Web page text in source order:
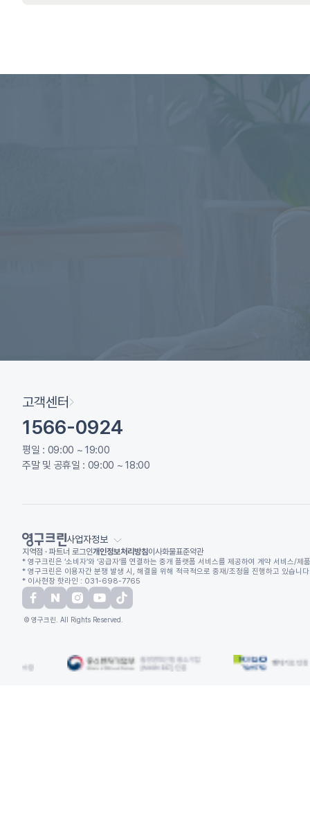
고객센터
1566-0924
평일 : 09:00 ~ 19:00
주말 및 공휴일 : 09:00 ~ 18:00
사업자정보
지역점 · 파트너 로그인개인정보처리방침이사화물표준약관
* 영구크린은 ‘소비자’와 ‘공급자’를 연결하는 중개 플랫폼 서비스를 제공하여 계약 서비스/
* 영구크린은 이용자간 분쟁 발생 시, 해결을 위해 적극적으로 중재/조정을 진행하고 있습
* 이사현장 핫라인 : 031-698-7765
© 영구크린. All Rights Reserved.